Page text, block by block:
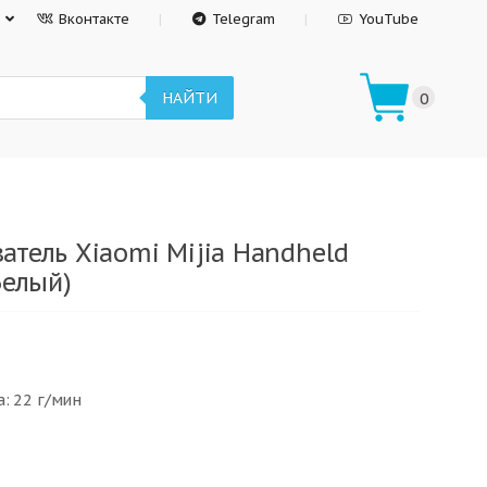
Вконтакте Telegram YouTube
НАЙТИ 0
Xiaomi Mijia Handheld
22 г/мин